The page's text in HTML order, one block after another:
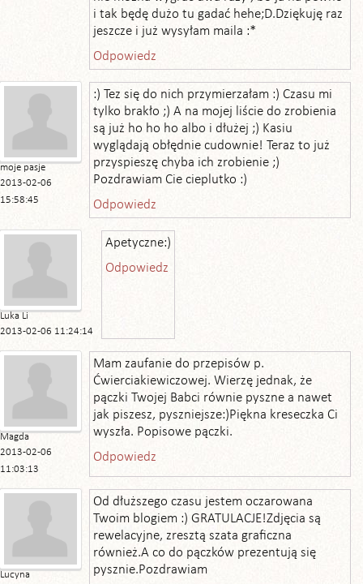
i tak będę dużo tu gadać hehe;D.Dziękuję raz
jeszcze i już wysyłam maila :*
Odpowiedz
moje pasje
2013-02-06
15:58:45
:) Tez się do nich przymierzałam :) Czasu mi
tylko brakło ;) A na mojej liście do zrobienia
są już ho ho ho albo i dłużej ;) Kasiu
wyglądają obłędnie cudownie! Teraz to już
przyspieszę chyba ich zrobienie ;)
Pozdrawiam Cie cieplutko :)
Odpowiedz
Luka Li
2013-02-06 11:24:14
Apetyczne:)
Odpowiedz
Magda
2013-02-06
11:03:13
Mam zaufanie do przepisów p.
Ćwierciakiewiczowej. Wierzę jednak, że
pączki Twojej Babci równie pyszne a nawet
jak piszesz, pyszniejsze:)Piękna kreseczka Ci
wyszła. Popisowe pączki.
Odpowiedz
Lucyna
Od dłuższego czasu jestem oczarowana
Twoim blogiem :) GRATULACJE!Zdjęcia są
rewelacyjne, zresztą szata graficzna
również.A co do pączków prezentują się
pysznie.Pozdrawiam